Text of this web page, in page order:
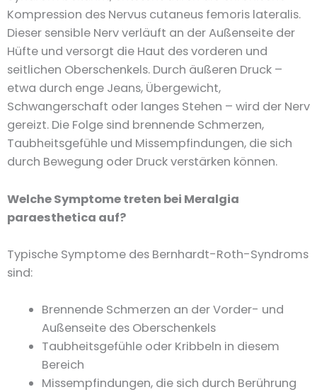
Kompression des Nervus cutaneus femoris lateralis.
Dieser sensible Nerv verläuft an der Außenseite der
Hüfte und versorgt die Haut des vorderen und
seitlichen Oberschenkels. Durch äußeren Druck –
etwa durch enge Jeans, Übergewicht,
Schwangerschaft oder langes Stehen – wird der Nerv
gereizt. Die Folge sind brennende Schmerzen,
Taubheitsgefühle und Missempfindungen, die sich
durch Bewegung oder Druck verstärken können.
Welche Symptome treten bei Meralgia
paraesthetica auf?
Typische Symptome des Bernhardt-Roth-Syndroms
sind:
Brennende Schmerzen an der Vorder- und
Außenseite des Oberschenkels
Taubheitsgefühle oder Kribbeln in diesem
Bereich
Missempfindungen, die sich durch Berührung